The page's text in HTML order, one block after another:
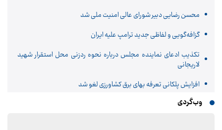
محسن رضایی دبیر شورای عالی امنیت ملی شد
گزافه‌گویی و لفاظی جدید ترامپ علیه ایران
تکذیب ادعای نماینده مجلس درباره نحوه ردزنی محل استقرار شهید
لاریجانی
افزایش پلکانی تعرفه بهای برق کشاورزی لغو شد
وب‌گردی